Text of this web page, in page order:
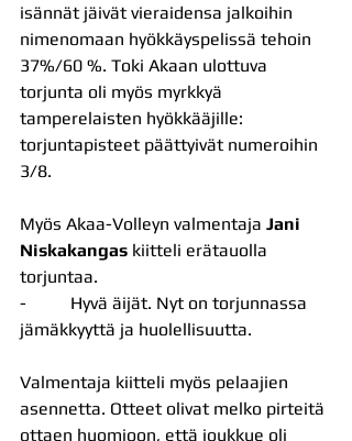
isännät jäivät vieraidensa jalkoihin
nimenomaan hyökkäyspelissä tehoin
37%/60 %. Toki Akaan ulottuva
torjunta oli myös myrkkyä
tamperelaisten hyökkääjille:
torjuntapisteet päättyivät numeroihin
3/8.
Myös Akaa-Volleyn valmentaja Jani
Niskakangas kiitteli erätauolla
torjuntaa.
-          Hyvä äijät. Nyt on torjunnassa
jämäkkyyttä ja huolellisuutta.
Valmentaja kiitteli myös pelaajien
asennetta. Otteet olivat melko pirteitä
ottaen huomioon, että joukkue oli